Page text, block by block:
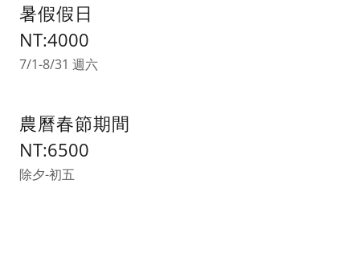
暑假假日
NT:4000
7/1-8/31 週六
農曆春節期間
NT:6500
除夕-初五